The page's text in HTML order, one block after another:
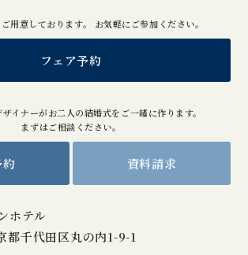
用意しております。 お気軽にご参加ください。
フェア予約
イナーがお二人の結婚式をご一緒に作ります。
まずはご相談ください。
資料請求
ホテル
都千代田区丸の内1-9-1